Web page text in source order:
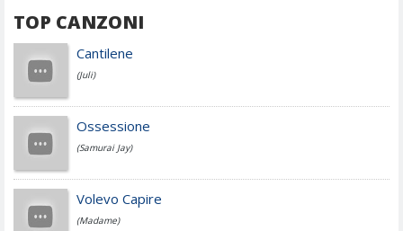
Achille Lauro
Cesare Cremonini
Jovanotti
TOP CANZONI
Cantilene
(Juli)
Ossessione
(Samurai Jay)
Volevo Capire
(Madame)